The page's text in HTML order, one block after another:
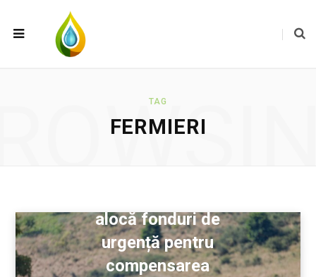
TAG
FERMIERI
alocă fonduri de
urgență pentru
compensarea